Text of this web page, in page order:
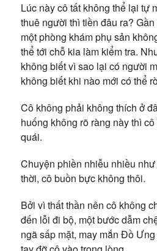
Lúc này cô tất không thể lại tự
thuê người thì tiền đâu ra?
một phòng khám phụ sản
thể tới chỗ kia làm kiểm tra.
không biết vì sao lại có người
không biết khi nào mới có thể
Cô không phải không thích ở
huống không rõ ràng này thì
quái.
Chuyện phiền nhiễu nhiều
thời, cô buồn bực không thôi.
Bởi vì thất thần nên cô không
đến lỗi đi bộ, một bước dẫm
ngã sấp mặt, may mắn Đồ